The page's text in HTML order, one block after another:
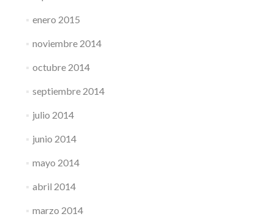
enero 2015
noviembre 2014
octubre 2014
septiembre 2014
julio 2014
junio 2014
mayo 2014
abril 2014
marzo 2014